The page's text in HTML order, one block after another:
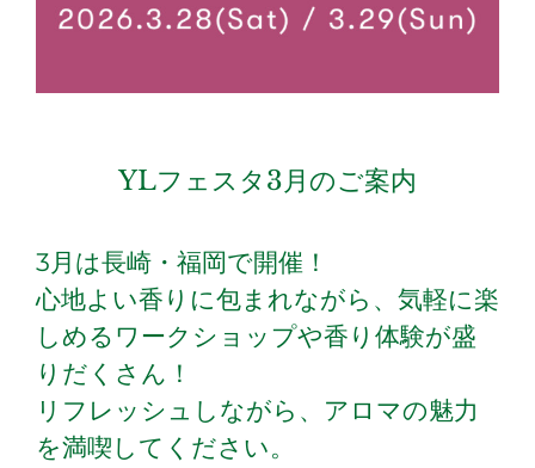
YLフェスタ3月のご案内
3月は長崎・福岡で開催！
心地よい香りに包まれながら、気軽に楽
しめるワークショップや香り体験が盛
りだくさん！
リフレッシュしながら、アロマの魅力
を満喫してください。